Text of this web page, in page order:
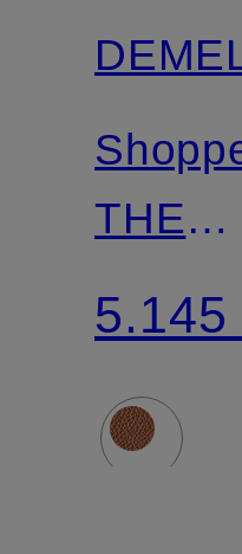
THE
NEW
YORK
LARGE
5.145